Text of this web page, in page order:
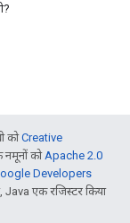
कोCreative
कोApache 2.0
Developers
एक रजिस्टर किया